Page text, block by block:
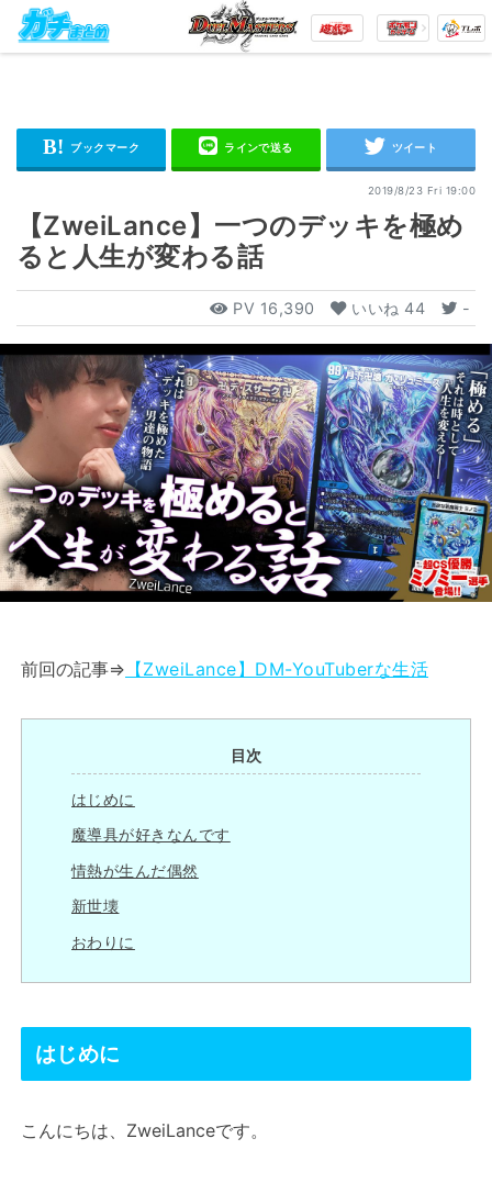
2019/8/23 Fri 19:00
【ZweiLance】一つのデッキを極め
ると人生が変わる話
PV 16,390 いいね 44 -
前回の記事⇒ 【ZweiLance】DM-YouTuberな生活
目次
はじめに
魔導具が好きなんです
情熱が生んだ偶然
新世壊
おわりに
はじめに
こんにちは、ZweiLanceです。